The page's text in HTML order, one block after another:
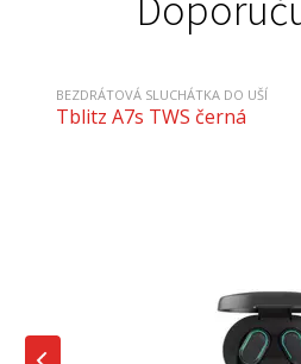
BEZDRÁTOVÁ SLUCHÁTKA DO UŠÍ
Tblitz A7s TWS černá